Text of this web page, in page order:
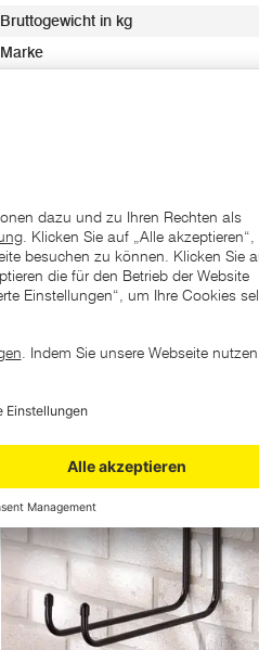
Bruttogewicht in kg
Marke